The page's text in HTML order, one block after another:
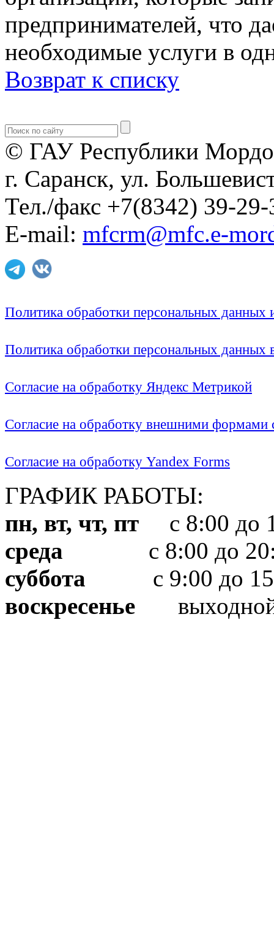
предпринимателей, что
необходимые услуги в
Возврат к списку
© ГАУ Республики
г. Саранск, ул.
Тел./факс +7(8342) 39-29-
E-mail: mfcrm@mfc.e-
Политика обработки персональных
Политика обработки персональных
Согласие на обработку Яндекс Метрикой
Согласие на обработку внешними формами
Согласие на обработку Yandex Forms
ГРАФИК РАБОТЫ:
пн, вт, чт, пт с 8:00 до
среда с 8:00 до
суббота с 9:00 до
воскресенье